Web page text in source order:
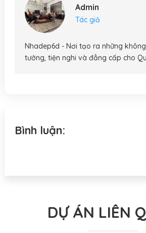
Admin
Tác giả
Nhadep6d - Nơi tạo ra những
tưởng, tiện nghi và đẳng cấp cho
Bình luận:
DỰ ÁN LIÊN